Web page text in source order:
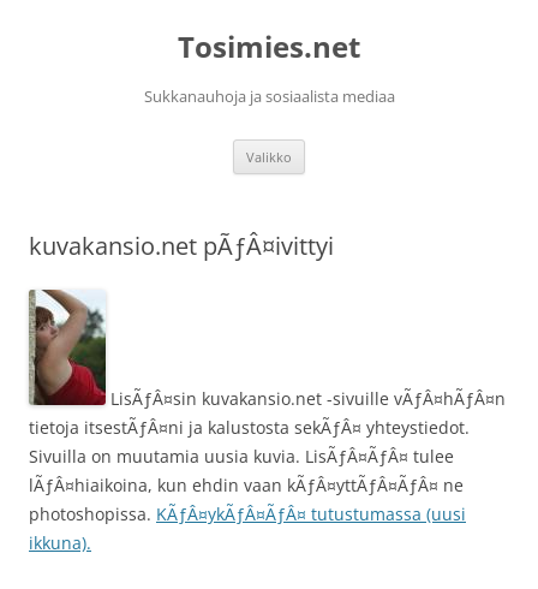
Tosimies.net
Sukkanauhoja ja sosiaalista mediaa
Valikko
kuvakansio.net pÃƒÂ¤ivittyi
LisÃƒÂ¤sin kuvakansio.net -sivuille vÃƒÂ¤hÃƒÂ¤n
tietoja itsestÃƒÂ¤ni ja kalustosta sekÃƒÂ¤ yhteystiedot.
Sivuilla on muutamia uusia kuvia. LisÃƒÂ¤ÃƒÂ¤ tulee
lÃƒÂ¤hiaikoina, kun ehdin vaan kÃƒÂ¤yttÃƒÂ¤ÃƒÂ¤ ne
photoshopissa. KÃƒÂ¤ykÃƒÂ¤ÃƒÂ¤ tutustumassa (uusi
ikkuna).